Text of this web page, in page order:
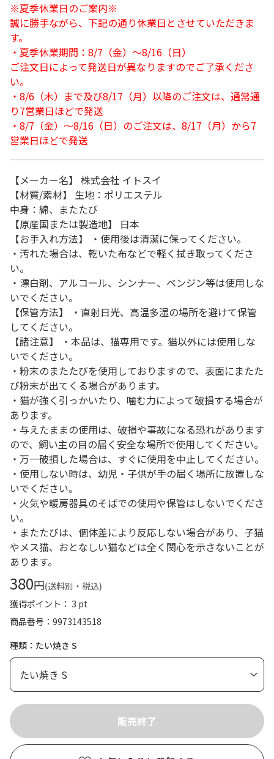
※夏季休業日のご案内※
誠に勝手ながら、下記の通り休業日とさせていただきま
す。
・夏季休業期間：8/7（金）～8/16（日）
ご注文日によって発送日が異なりますのでご了承くださ
い。
・8/6（木）まで及び8/17（月）以降のご注文は、通常通
り7営業日ほどで発送
・8/7（金）～8/16（日）のご注文は、8/17（月）から7
営業日ほどで発送
【メーカー名】 株式会社 イトスイ
【材質/素材】 生地：ポリエステル
中身：綿、またたび
【原産国または製造地】 日本
【お手入れ方法】 ・使用後は清潔に保ってください。
・汚れた場合は、乾いた布などで軽く拭き取ってくださ
い。
・漂白剤、アルコール、シンナー、ベンジン等は使用しな
いでください。
【保管方法】 ・直射日光、高温多湿の場所を避けて保管
してください。
【諸注意】 ・本品は、猫専用です。猫以外には使用しな
いでください。
・粉末のまたたびを使用しておりますので、表面にまたた
び粉末が出てくる場合があります。
・猫が強く引っかいたり、噛む力によって破損する場合が
あります。
・与えたままの使用は、破損や事故になる恐れがあります
ので、飼い主の目の届く安全な場所で使用してください。
・万一破損した場合は、すぐに使用を中止してください。
・使用しない時は、幼児・子供が手の届く場所に放置しな
いでください。
・火気や暖房器具のそばでの使用や保管はしないでくださ
い。
・またたびは、個体差により反応しない場合があり、子猫
やメス猫、おとなしい猫などは全く関心を示さないことが
あります。
380円(送料別・税込)
獲得ポイント： 3 pt
商品番号
9973143518
種類：たい焼き S